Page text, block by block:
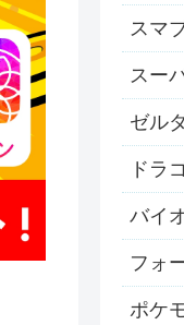
スマ
スー
ゼル
ドラ
バイ
フォ
ポケ